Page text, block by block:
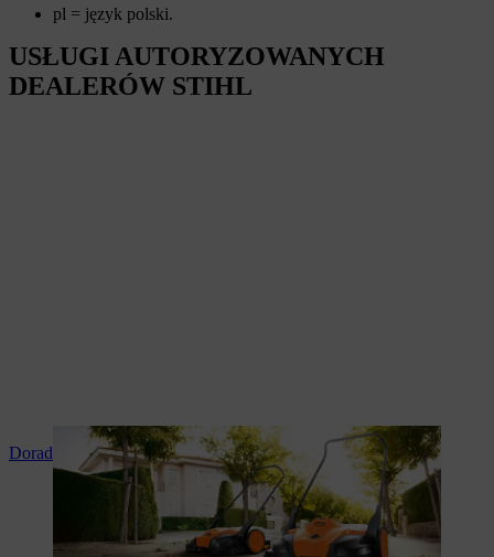
pl = język polski.
USŁUGI AUTORYZOWANYCH
DEALERÓW STIHL
Doradztwo i instruktaż produktowy